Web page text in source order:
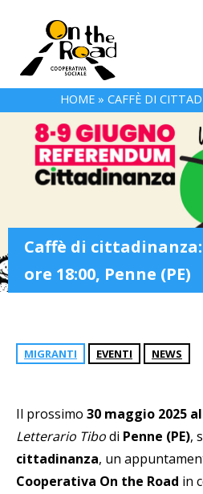
HOME » CAFFÈ DI
ORE 18:00, PENNE (PE)
Caffè di cittadinanza:
ore 18:00, Penne (PE)
MIGRANTI EVENTI NEWS
Il prossimo 30 maggio 2025
Letterario Tibodi Penne (PE),
cittadinanza, un
Cooperativa On the Road in